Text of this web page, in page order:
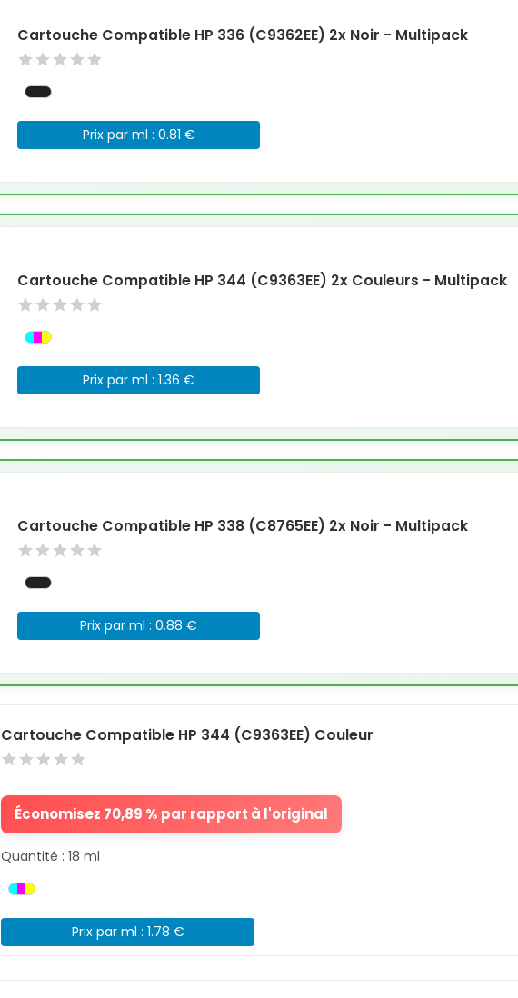
Cartouche Compatible HP 336 (C9362EE) 2x Noir - Multipack
Prix par ml : 0.81 €
Cartouche Compatible HP 344 (C9363EE) 2x Couleurs - Multipack
Prix par ml : 1.36 €
Cartouche Compatible HP 338 (C8765EE) 2x Noir - Multipack
Prix par ml : 0.88 €
Cartouche Compatible HP 344 (C9363EE) Couleur
Économisez 70,89 % par rapport à l'original
Quantité : 18 ml
Prix par ml : 1.78 €